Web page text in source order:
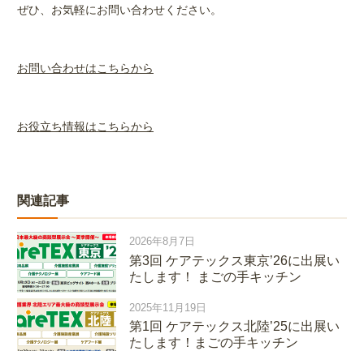
ぜひ、お気軽にお問い合わせください。
お問い合わせはこちらから
お役立ち情報はこちらから
関連記事
2026年8月7日
第3回 ケアテックス東京’26に出展い
たします！ まごの手キッチン
2025年11月19日
第1回 ケアテックス北陸’25に出展い
たします！まごの手キッチン